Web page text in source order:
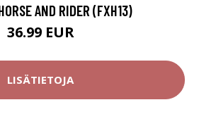
AND RIDER (FXH13)
36.99 EUR
LISÄTIETOJA